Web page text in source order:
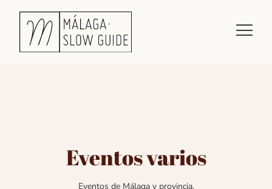
Eventos varios
Eventos de Málaga y provincia.